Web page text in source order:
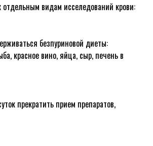
отдельным видам исселедований крови:
безпуриновой диеты:
красное вино, яйца, сыр, печень в
прекратить прием препаратов,